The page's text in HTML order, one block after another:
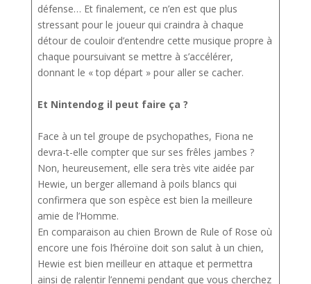
défense… Et finalement, ce n’en est que plus
stressant pour le joueur qui craindra à chaque
détour de couloir d’entendre cette musique propre à
chaque poursuivant se mettre à s’accélérer,
donnant le « top départ » pour aller se cacher.
Et Nintendog il peut faire ça ?
Face à un tel groupe de psychopathes, Fiona ne
devra-t-elle compter que sur ses frêles jambes ?
Non, heureusement, elle sera très vite aidée par
Hewie, un berger allemand à poils blancs qui
confirmera que son espèce est bien la meilleure
amie de l’Homme.
En comparaison au chien Brown de Rule of Rose où
encore une fois l’héroïne doit son salut à un chien,
Hewie est bien meilleur en attaque et permettra
ainsi de ralentir l’ennemi pendant que vous cherchez